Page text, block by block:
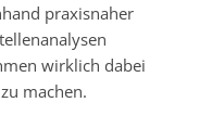
praxisnaher
wirklich dabei
machen.